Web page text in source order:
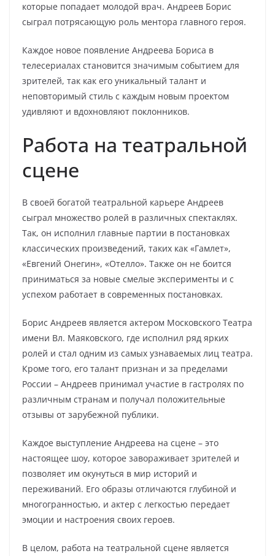
которые попадает молодой врач. Андреев Борис
сыграл потрясающую роль ментора главного героя.
Каждое новое появление Андреева Бориса в
телесериалах становится значимым событием для
зрителей, так как его уникальный талант и
неповторимый стиль с каждым новым проектом
удивляют и вдохновляют поклонников.
Работа на театральной
сцене
В своей богатой театральной карьере Андреев
сыграл множество ролей в различных спектаклях.
Так, он исполнил главные партии в постановках
классических произведений, таких как «Гамлет»,
«Евгений Онегин», «Отелло». Также он не боится
приниматься за новые смелые эксперименты и с
успехом работает в современных постановках.
Борис Андреев является актером Московского Театра
имени Вл. Маяковского, где исполнил ряд ярких
ролей и стал одним из самых узнаваемых лиц театра.
Кроме того, его талант признан и за пределами
России – Андреев принимал участие в гастролях по
различным странам и получал положительные
отзывы от зарубежной публики.
Каждое выступление Андреева на сцене – это
настоящее шоу, которое завораживает зрителей и
позволяет им окунуться в мир историй и
переживаний. Его образы отличаются глубиной и
многогранностью, и актер с легкостью передает
эмоции и настроения своих героев.
В целом, работа на театральной сцене является